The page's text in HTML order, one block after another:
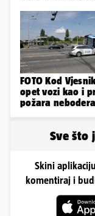
ovako sad
FOTO Kod
opet vozi kao i
požara
Sve što
Skini
komentiraj i